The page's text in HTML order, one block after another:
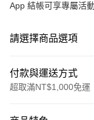
App 結帳可享專屬活
請選擇商品選項
付款與運送方式
超取滿NT$1,000免運